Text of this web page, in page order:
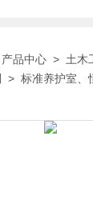
产品中心 > 土木
>标准养护室、